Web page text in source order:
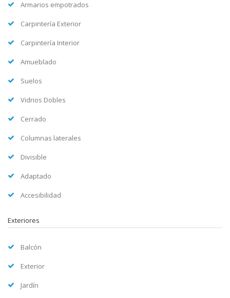
Armarios empotrados
Carpintería Exterior
Carpintería Interior
Amueblado
Suelos
Vidrios Dobles
Cerrado
Columnas laterales
Divisible
Adaptado
Accesibilidad
Exteriores
Balcón
Exterior
Jardín